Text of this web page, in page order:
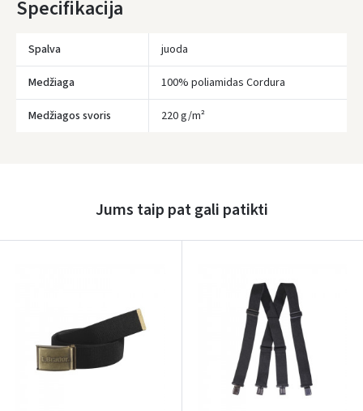
Specifikacija
Spalva juoda
Medžiaga 100% poliamidas Cordura
Medžiagos svoris 220 g/m²
Jums taip pat gali patikti
Pamiršote slaptažodį?